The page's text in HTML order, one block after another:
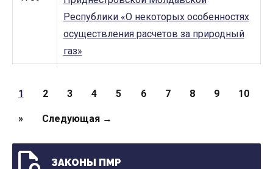
Республики «О некоторых особенностях
осуществления расчетов за природный
газ»
Страницы
1 2 3 4 5 6 7 8 9 10
» Следующая →
ЗАКОНЫ ПМР